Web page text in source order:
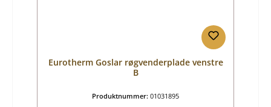
Eurotherm Goslar røgvenderplade venstre
B
Produktnummer: 01031895